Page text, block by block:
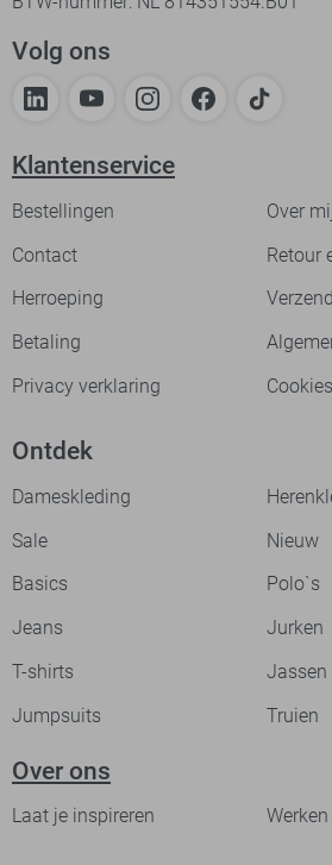
Volg ons
Klantenservice
Bestellingen
Over
Contact
Retour
Herroeping
Betaling
Privacy verklaring
Cookies
Ontdek
Dameskleding
Sale
Nieuw
Basics
Polo`s
Jeans
Jurken
T-shirts
Jassen
Jumpsuits
Truien
Over ons
Laat je inspireren